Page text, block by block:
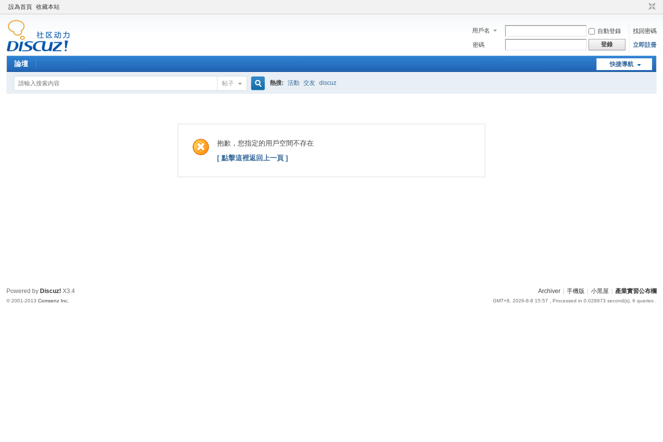
設為首頁 收藏本站
用戶名 自動登錄
找回密碼
密碼
登錄 立即註冊
快捷導航
論壇
帖子
索
熱搜: 活動 交友 discuz
抱歉，您指定的用戶空間不存在
[ 點擊這裡返回上一頁 ]
Archiver 手機版 小黑屋 產業實習公布欄
GMT+8, 2026-8-8 15:57 , Processed in 0.028973 second(s), 6 queries .
Powered by Discuz! X3.4
© 2001-2013Comsenz Inc.